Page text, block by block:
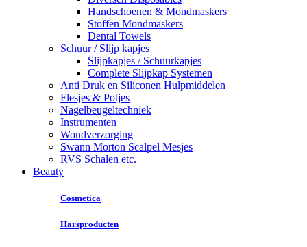
Handschoenen & Mondmaskers
Stoffen Mondmaskers
Dental Towels
Schuur / Slijp kapjes
Slijpkapjes / Schuurkapjes
Complete Slijpkap Systemen
Anti Druk en Siliconen Hulpmiddelen
Flesjes & Potjes
Nagelbeugeltechniek
Instrumenten
Wondverzorging
Swann Morton Scalpel Mesjes
RVS Schalen etc.
Beauty
Cosmetica
Harsproducten